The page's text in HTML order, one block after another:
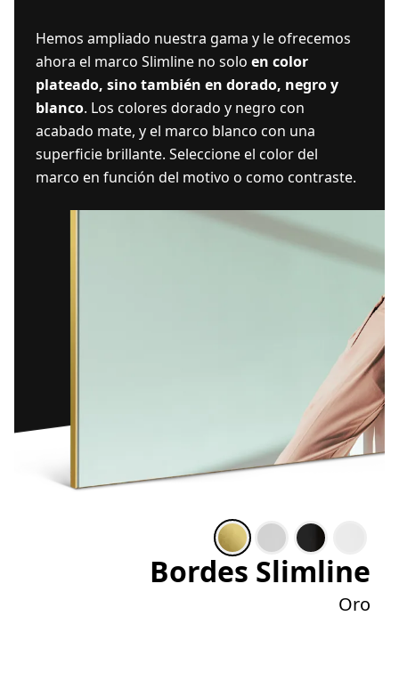
Hemos ampliado nuestra gama y le ofrecemos
ahora el marco Slimline no solo en color
plateado, sino también en dorado, negro y
blanco. Los colores dorado y negro con
acabado mate, y el marco blanco con una
superficie brillante. Seleccione el color del
marco en función del motivo o como contraste.
Bordes Slimline
Oro